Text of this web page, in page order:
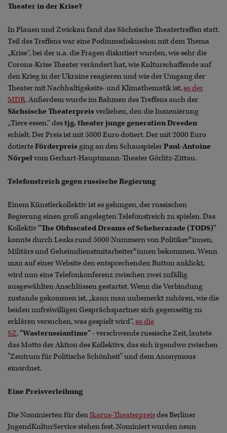
Theater in der Krise?
In Plauen und Zwickau fand das Sächsische Theatertreffen statt.
Teil des Treffens war eine Podiumsdiskussion mit dem Thema
,,Krise‘‘, bei der u.a. die Fragen diskutiert wurden, wie sehr die
Corona-Krise Theater verändert hat, wie Kulturschaffende auf
den Krieg in der Ukraine reagieren und wie der Umgang der
Theater mit Nachhaltigskeits- und Klimathematik ist,so der
MDR. Außerdem wurde im Rahmen des Treffens auch der
Sächsische Theaterpreisverliehen, den die Inszenierung
,,Tiere essen.‘‘ destjg. theater junge generation Dresden
erhielt. Der Preis ist mit 5000 Euro dotiert. Der mit 2000 Euro
dotierteFörderpreisging an den SchauspielerPaul-Antoine
Nörpelvom Gerhart-Hauptmann-Theater Görlitz-Zittau.
Telefonstreich gegen russische Regierung
Einem Künstlerkollektiv ist es gelungen, der russischen
Regierung einen groß angelegten Telefonstreich zu spielen. Das
Kollektiv"The Obfuscated Dreams of Scheherazade (TODS)"
konnte durch Leaks rund 5000 Nummern von Politiker*innen,
Militärs und Geheimdienstmitarbeiter*innen bekommen. Wenn
man auf einer Website den entsprechenden Button anklickt,
wird nun eine Telefonkonferenz zwischen zwei zufällig
ausgewählten Anschlüssen gestartet. Wenn die Verbindung
zustande gekommen ist, ,,kann man unbemerkt zuhören, wie die
beiden unfreiwilligen Gesprächspartner sich gegenseitig zu
erklären versuchen, was gespielt wird‘‘,so die
SZ."Wasterussiantime"- verschwende russische Zeit, lautete
das Motto der Aktion des Kollektivs, das sich irgendwo zwischen
"Zentrum für Politische Schönheit" und dem Anonymous
einordnet.
Eine Preisverleihung
Die Nominierten für denIkarus-Theaterpreisdes Berliner
JugendKulturService stehen fest. Nominiert wurden neun